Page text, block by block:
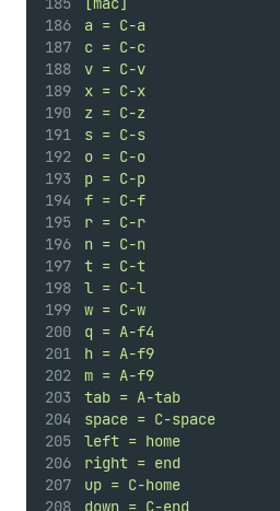
a = C-a
c = C-c
v = C-v
x = C-x
z = C-z
s = C-s
o = C-o
p = C-p
f = C-f
r = C-r
n = C-n
t = C-t
l = C-l
w = C-w
q = A-f4
h = A-f9
m = A-f9
tab = A-tab
space = C-space
left = home
right = end
up = C-home